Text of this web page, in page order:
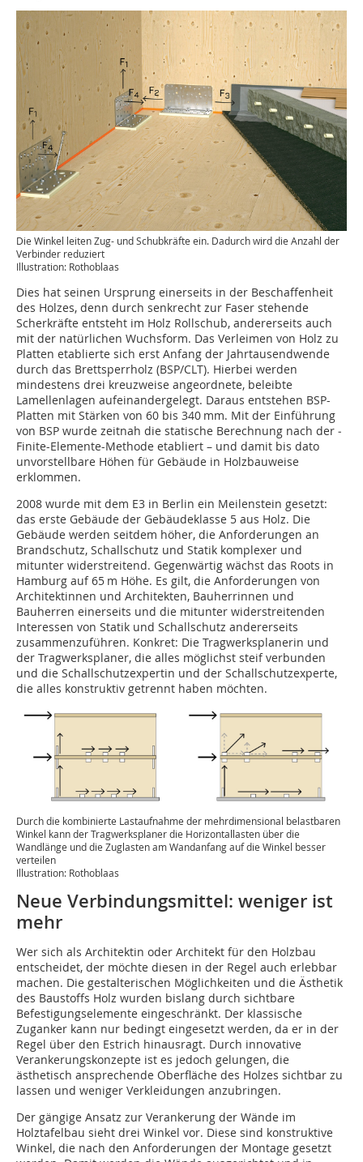
Die Winkel leiten Zug- und Schubkräfte ein. Dadurch wird die Anzahl der
Verbinder reduziert
Illustration: Rothoblaas
Dies hat seinen Ursprung einerseits in der Beschaffenheit
des Holzes, denn durch senkrecht zur Faser stehende
Scherkräfte entsteht im Holz Rollschub, andererseits auch
mit der natürlichen Wuchsform. Das Verleimen von Holz zu
Platten etablierte sich erst Anfang der Jahrtausendwende
durch das Brettsperrholz (BSP/CLT). Hierbei werden
mindestens drei kreuzweise angeordnete, beleibte
Lamellenlagen aufeinandergelegt. Daraus entstehen BSP-
Platten mit Stärken von 60 bis 340 mm. Mit der Einführung
von BSP wurde zeitnah die statische Berechnung nach der ­
Finite-Elemente-Methode etabliert – und damit bis dato
unvorstellbare Höhen für Gebäude in Holzbauweise
erklommen.
2008 wurde mit dem E3 in Berlin ein Meilenstein gesetzt:
das erste Gebäude der Gebäudeklasse 5 aus Holz. Die
Gebäude werden seitdem höher, die Anforderungen an
Brandschutz, Schallschutz und Statik komplexer und
mitunter widerstreitend. Gegenwärtig wächst das Roots in
Hamburg auf 65 m Höhe. Es gilt, die Anforderungen von
Architektinnen und Architekten, Bauherrinnen und
Bauherren einerseits und die mitunter widerstreitenden
Interessen von Statik und Schallschutz andererseits
zusammenzuführen. Konkret: Die Tragwerksplanerin und
der Tragwerksplaner, die alles möglichst steif verbunden
und die Schallschutzexpertin und der Schallschutzexperte,
die alles konstruktiv getrennt haben möchten.
Durch die kombinierte Lastaufnahme der mehrdimensional belastbaren
Winkel kann der Tragwerksplaner die Horizontallasten über die
Wandlänge und die Zuglasten am Wandanfang auf die Winkel besser
verteilen
Illustration: Rothoblaas
Neue Verbindungsmittel: weniger ist
mehr
Wer sich als Architektin oder Architekt für den Holzbau
entscheidet, der möchte diesen in der Regel auch erlebbar
machen. Die gestalterischen Möglichkeiten und die Ästhetik
des Baustoffs Holz wurden bislang durch sichtbare
Befestigungs­elemente eingeschränkt. Der klassische
Zuganker kann nur bedingt eingesetzt werden, da er in der
Regel über den Estrich hinausragt. Durch innovative
Verankerungskonzepte ist es jedoch gelungen, die
ästhetisch ansprechende Oberfläche des Holzes sichtbar zu
lassen und weniger Verkleidungen anzubringen.
Der gängige Ansatz zur Verankerung der Wände im
Holztafelbau sieht drei Winkel vor. Diese sind konstruktive
Winkel, die nach den Anforderungen der Montage gesetzt